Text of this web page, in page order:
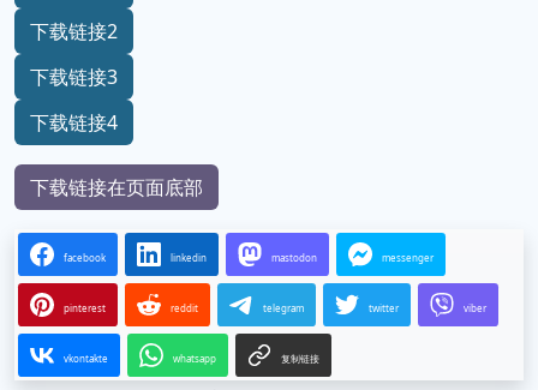
下载链接2
下载链接3
下载链接4
下载链接在页面底部
facebook linkedin mastodon messenger
pinterest reddit telegram twitter viber
vkontakte whatsapp 复制链接